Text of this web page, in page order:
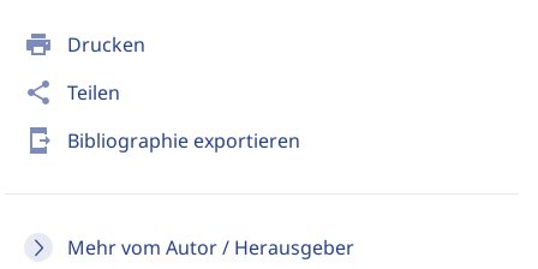
print Drucken
share Teilen
send_to_mobile Bibliographie exportieren
Mehr vom Autor / Herausgeber